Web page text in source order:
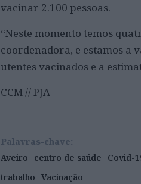
vacinar 2.100 pessoas.
“Neste momento temos
coordenadora, e estamos a
utentes vacinados e a
CCM // PJA
Palavras-chave:
Aveiro
centro de saúde Covid-
trabalho Vacinação